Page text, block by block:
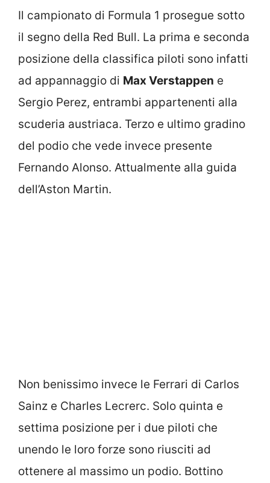
Il campionato di Formula 1 prosegue sotto
il segno della Red Bull. La prima e seconda
posizione della classifica piloti sono infatti
ad appannaggio di Max Verstappen e
Sergio Perez, entrambi appartenenti alla
scuderia austriaca. Terzo e ultimo gradino
del podio che vede invece presente
Fernando Alonso. Attualmente alla guida
dell’Aston Martin.
Non benissimo invece le Ferrari di Carlos
Sainz e Charles Lecrerc. Solo quinta e
settima posizione per i due piloti che
unendo le loro forze sono riusciti ad
ottenere al massimo un podio. Bottino